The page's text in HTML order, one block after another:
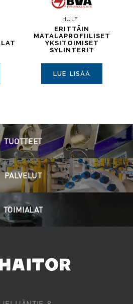
HULF
ERITTÄIN
MATALAPROFIILISET
YKSITOIMISET
SYLINTERIT
LUE LISÄÄ
TUOTTEET
PALVELUT
TOIMIALAT